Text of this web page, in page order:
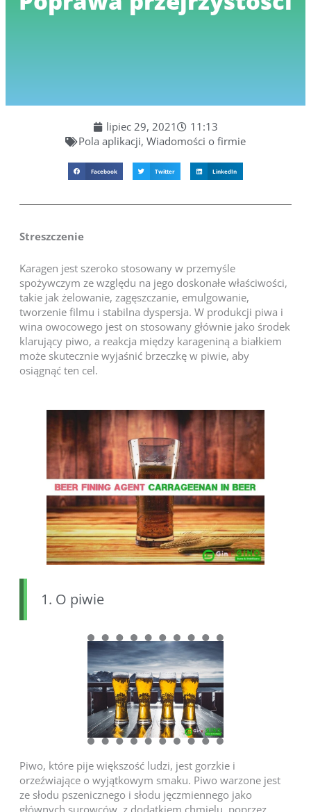
lipiec 29, 2021
11:13
Pola aplikacji, Wiadomości o firmie
Facebook Twitter LinkedIn
Streszczenie
Karagen jest szeroko stosowany w przemyśle
spożywczym ze względu na jego doskonałe właściwości,
takie jak żelowanie, zagęszczanie, emulgowanie,
tworzenie filmu i stabilna dyspersja. W produkcji piwa i
wina owocowego jest on stosowany głównie jako środek
klarujący piwo, a reakcja między karageniną a białkiem
może skutecznie wyjaśnić brzeczkę w piwie, aby
osiągnąć ten cel.
1. O piwie
Piwo, które pije większość ludzi, jest gorzkie i
orzeźwiające o wyjątkowym smaku. Piwo warzone jest
ze słodu pszenicznego i słodu jęczmiennego jako
głównych surowców, z dodatkiem chmielu, poprzez